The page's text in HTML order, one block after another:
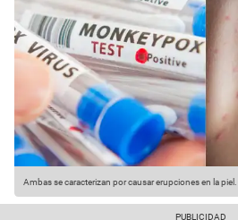
Ambas se caracterizan por causar erupciones en la piel.